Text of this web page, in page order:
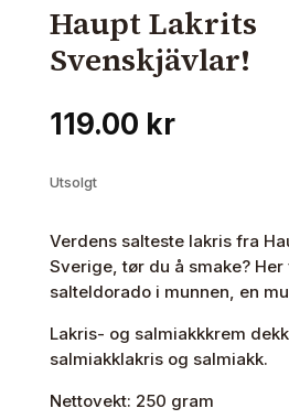
Haupt Lakrits
Svenskjävlar!
119.00 kr
Utsolgt
Verdens salteste lakris fra
Sverige, tør du å smake?
salteldorado i munnen, en
Lakris- og salmiakkkrem
salmiakklakris og salmiakk.
Nettovekt: 250 gram